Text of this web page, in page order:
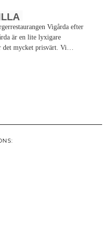
Vigårda efter
är en lite lyxigare
det mycket prisvärt. Vi…